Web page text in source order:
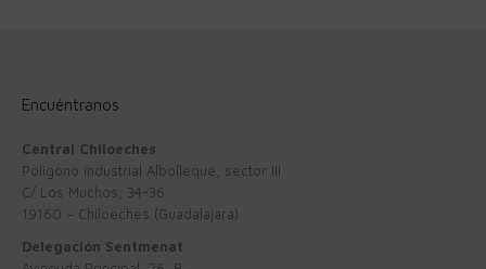
Encuéntranos
Central Chiloeches
Polígono industrial Albolleque, sector III
C/ Los Muchos, 34-36
19160 – Chiloeches (Guadalajara)
Delegación Sentmenat